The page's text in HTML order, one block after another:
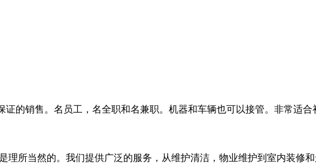
的销售。名员工，名全职和名兼职。机器和车辆也可以接管。非常适
所当然的。我们提供广泛的服务，从维护清洁，物业维护到室内装修